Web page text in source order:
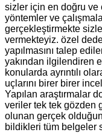
sizler için en doğru ve
yöntemler ve
gerçekleştirmekte
vermekteyiz. özel
yapılmasını talep
yakından ilgilendiren
konularda ayrıntılı
uçlarını birer birer
Yapılan araştırmalar
veriler tek tek gözden
olunan gerçek
bildikleri tüm belgeler